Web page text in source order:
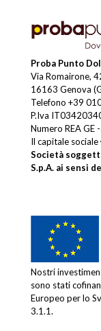
Proba Punto
Via Romairone,
16163 Genova
Telefono +39
P.Iva
Numero REA GE
Il capitale
Società
S.p.A. ai sensi
Nostri
sono stati
Europeo per lo
3.1.1.